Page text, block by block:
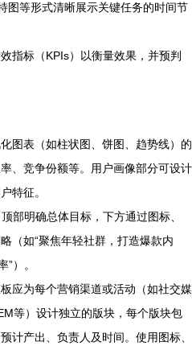
图等形式清晰展示关键任务的时间节
效指标（KPIs）以衡量效果，并预判
图表（如柱状图、饼图、趋势线）的
、竞争份额等。用户画像部分可设计
特征。
顶部明确总体目标，下方通过图标、
（如“聚焦年轻社群，打造爆款内
）。
应为每个营销渠道或活动（如社交媒
等）设计独立的版块，每个版块包
计产出、负责人及时间。使用图标、